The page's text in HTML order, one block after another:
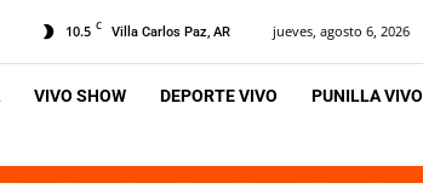
10.5 C Villa Carlos Paz, AR jueves, agosto 6, 2026
VIVO SHOW DEPORTE VIVO PUNILLA VIVO